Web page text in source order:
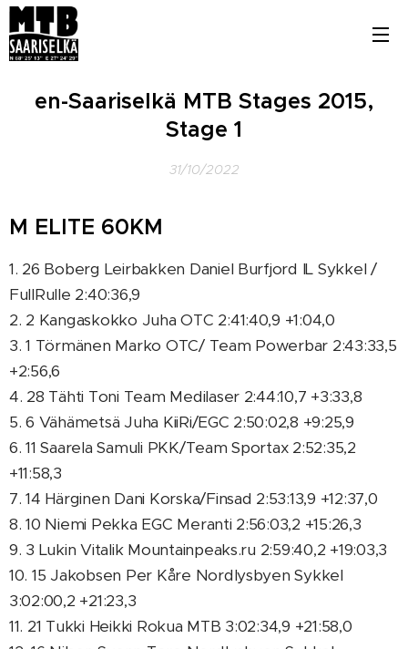
en-Saariselkä MTB Stages 2015,
Stage 1
31/10/2022
M ELITE 60KM
1. 26 Boberg Leirbakken Daniel Burfjord IL Sykkel /
FullRulle 2:40:36,9
2. 2 Kangaskokko Juha OTC 2:41:40,9 +1:04,0
3. 1 Törmänen Marko OTC/ Team Powerbar 2:43:33,5
+2:56,6
4. 28 Tähti Toni Team Medilaser 2:44:10,7 +3:33,8
5. 6 Vähämetsä Juha KiiRi/EGC 2:50:02,8 +9:25,9
6. 11 Saarela Samuli PKK/Team Sportax 2:52:35,2
+11:58,3
7. 14 Härginen Dani Korska/Finsad 2:53:13,9 +12:37,0
8. 10 Niemi Pekka EGC Meranti 2:56:03,2 +15:26,3
9. 3 Lukin Vitalik Mountainpeaks.ru 2:59:40,2 +19:03,3
10. 15 Jakobsen Per Kåre Nordlysbyen Sykkel
3:02:00,2 +21:23,3
11. 21 Tukki Heikki Rokua MTB 3:02:34,9 +21:58,0